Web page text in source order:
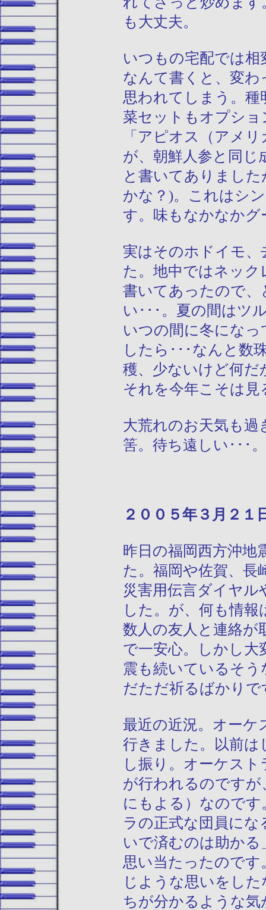
も大丈夫。
いつもの宅配では
なんて書くと、変
思われてしまう。
菜セットもオプシ
「アピオス（アメ
が、朝鮮人参と同じ
と書いてありまし
かな？)。これはシ
す。味もなかなかグ
実はそのホドイモ
た。地中ではネッ
書いてあったので
い･･･。夏の間はツ
いつの間に冬にな
したら･･･なんと数
穫、少ないけど何
それを今年こそは
大荒れのお天気も過
筈。待ち遠しい･･･。
２００５年３月
昨日の福岡西方沖地
た。福岡や佐賀、長
災害用伝言ダイヤ
した。が、何も情
数人の友人と連絡が
で一安心。しかし
震も続いているそ
だただ祈るばかりで
最近の近況。オーケ
行きました。以前
し振り。オーケス
が行われるのですが
にもよる）なので
ラの正式な団員に
いで済むのは助か
思い当たったのです
じような思いをし
ちが分かるような